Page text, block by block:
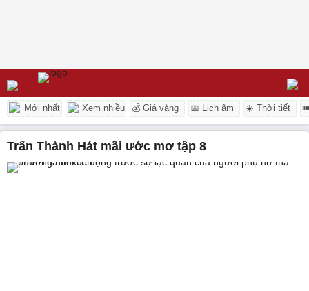
Mới nhất Xem nhiều 💰 Giá vàng 📅 Lịch âm ☀️ Thời tiết
Trấn Thành Hát mãi ước mơ tập 8